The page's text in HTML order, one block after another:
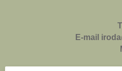
E-mail